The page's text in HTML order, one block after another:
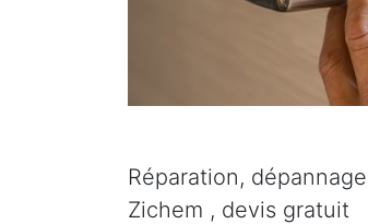
Réparation,
Zichem , devis gratuit